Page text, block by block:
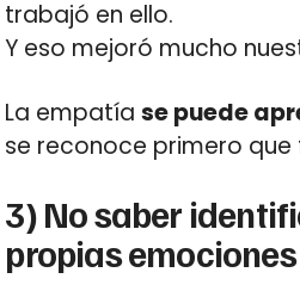
trabajó en ello.
Y eso mejoró mucho
La empatíase puede
se reconoce primero que
3) No saber
propias emociones